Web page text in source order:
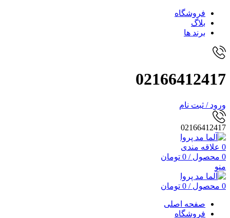
فروشگاه
بلاگ
برند ها
02166412417
ورود / ثبت نام
02166412417
0 علاقه مندی
0 محصول /
0 تومان
منو
0 محصول /
0 تومان
صفحه اصلی
فروشگاه